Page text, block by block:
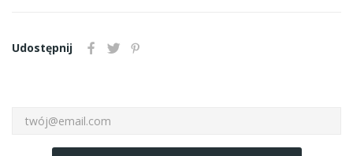
Udostępnij